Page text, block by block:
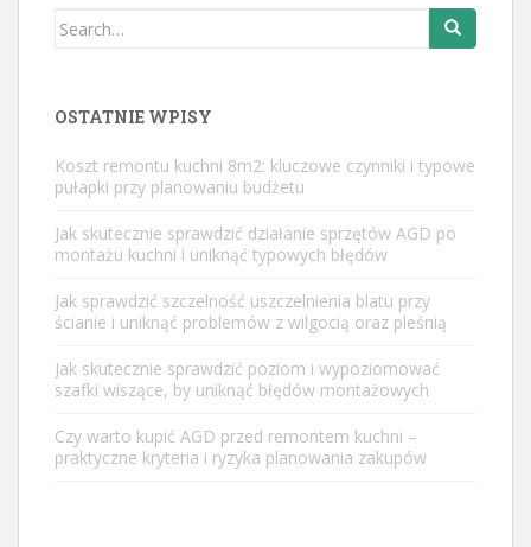
Search
OSTATNIE WPISY
Koszt remontu kuchni 8m2: kluczowe czynniki i typowe
pułapki przy planowaniu budżetu
Jak skutecznie sprawdzić działanie sprzętów AGD po
montażu kuchni i uniknąć typowych błędów
Jak sprawdzić szczelność uszczelnienia blatu przy
ścianie i uniknąć problemów z wilgocią oraz pleśnią
Jak skutecznie sprawdzić poziom i wypoziomować
szafki wiszące, by uniknąć błędów montażowych
Czy warto kupić AGD przed remontem kuchni –
praktyczne kryteria i ryzyka planowania zakupów